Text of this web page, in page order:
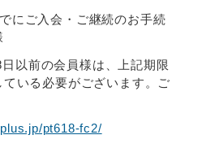
にご入会・ご継続のお手続
以前の会員様は、上記期限
いる必要がございます。ご
pt618-fc2/